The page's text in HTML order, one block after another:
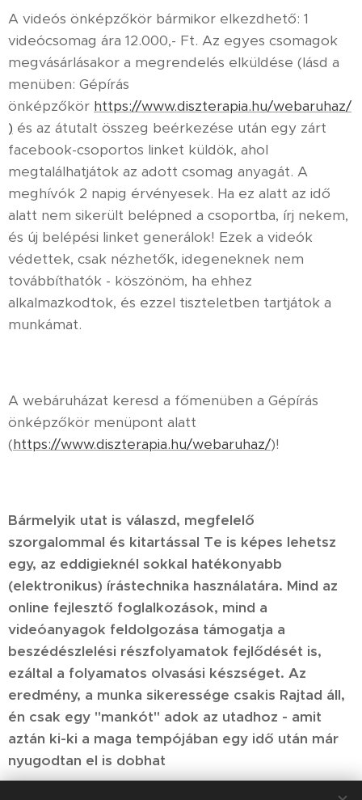
A videós önképzőkör bármikor elkezdhető: 1
videócsomag ára 12.000,- Ft. Az egyes csomagok
megvásárlásakor a megrendelés elküldése (lásd a
menüben: Gépírás
önképzőkör https://www.diszterapia.hu/webaruhaz/
) és az átutalt összeg beérkezése után egy zárt
facebook-csoportos linket küldök, ahol
megtalálhatjátok az adott csomag anyagát. A
meghívók 2 napig érvényesek. Ha ez alatt az idő
alatt nem sikerült belépned a csoportba, írj nekem,
és új belépési linket generálok! Ezek a videók
védettek, csak nézhetők, idegeneknek nem
továbbíthatók - köszönöm, ha ehhez
alkalmazkodtok, és ezzel tiszteletben tartjátok a
munkámat.
A webáruházat keresd a főmenüben a Gépírás
önképzőkör menüpont alatt
(https://www.diszterapia.hu/webaruhaz/)!
Bármelyik utat is válaszd, megfelelő
szorgalommal és kitartással Te is képes lehetsz
egy, az eddigieknél sokkal hatékonyabb
(elektronikus) írástechnika használatára. Mind az
online fejlesztő foglalkozások, mind a
videóanyagok feldolgozása támogatja a
beszédészlelési részfolyamatok fejlődését is,
ezáltal a folyamatos olvasási készséget. Az
eredmény, a munka sikeressége csakis Rajtad áll,
én csak egy "mankót" adok az utadhoz - amit
aztán ki-ki a maga tempójában egy idő után már
nyugodtan el is dobhat